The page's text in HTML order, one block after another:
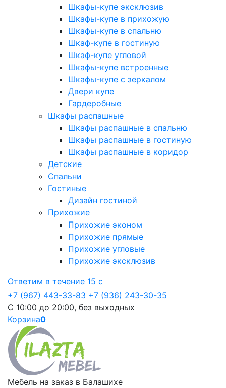
Шкафы-купе эксклюзив
Шкафы-купе в прихожую
Шкафы-купе в спальню
Шкаф-купе в гостиную
Шкаф-купе угловой
Шкафы-купе встроенные
Шкафы-купе с зеркалом
Двери купе
Гардеробные
Шкафы распашные
Шкафы распашные в спальню
Шкафы распашные в гостиную
Шкафы распашные в коридор
Детские
Спальни
Гостиные
Дизайн гостиной
Прихожие
Прихожие эконом
Прихожие прямые
Прихожие угловые
Прихожие эксклюзив
Ответим в течение 15 с
+7 (967) 443-33-83 +7 (936) 243-30-35
С 10:00 до 20:00, без выходных
Корзина0
Мебель на заказ в Балашихе